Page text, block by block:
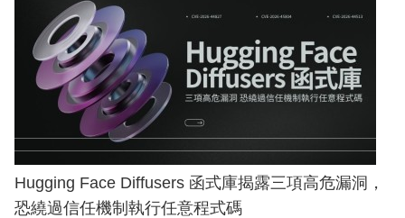
Hugging Face Diffusers 函式庫揭露三項高危漏洞，
恐繞過信任機制執行任意程式碼